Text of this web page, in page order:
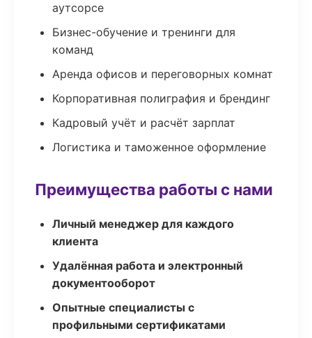
аутсорсе
Бизнес-обучение и тренинги для
команд
Аренда офисов и переговорных комнат
Корпоративная полиграфия и брендинг
Кадровый учёт и расчёт зарплат
Логистика и таможенное оформление
Преимущества работы с нами
Личный менеджер для каждого
клиента
Удалённая работа и электронный
документооборот
Опытные специалисты с
профильными сертификатами